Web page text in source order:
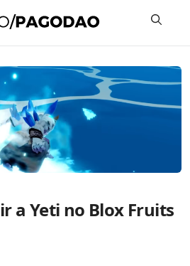
a Yeti no Blox Fruits